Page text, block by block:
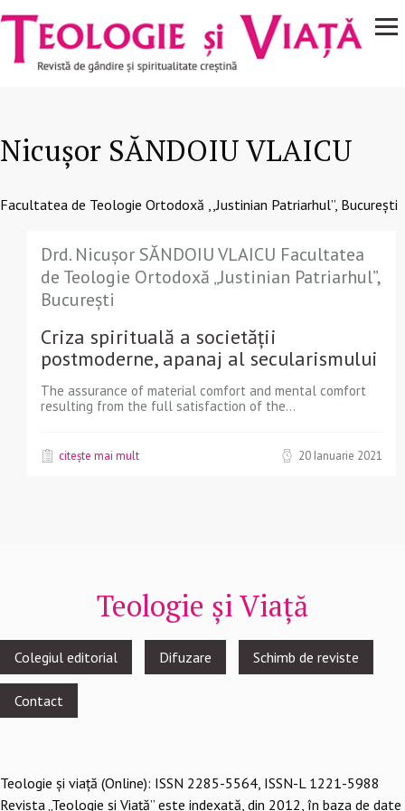
Mergi la conţinutul principal
Navigare
principală
Nicușor SĂNDOIU VLAICU
Facultatea de Teologie Ortodoxă ,,Justinian Patriarhul”, București
Drd. Nicușor SĂNDOIU VLAICU Facultatea
de Teologie Ortodoxă „Justinian Patriarhul”,
București
Criza spirituală a societății
postmoderne, apanaj al secularismului
The assurance of material comfort and mental comfort
resulting from the full satisfaction of the...
citește mai mult 20 Ianuarie 2021
Teologie și Viață
Footer
menu
Colegiul editorial Difuzare Schimb de reviste
Contact
Teologie şi viaţă (Online): ISSN 2285-5564, ISSN-L 1221-5988
Revista „Teologie și Viață” este indexată, din 2012, în baza de date